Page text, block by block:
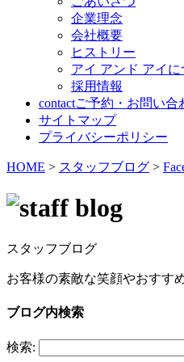
企業理念
会社概要
ヒストリー
アイ アンド アイに
採用情報
contactご予約・お問い合
サイトマップ
プライバシーポリシー
HOME > スタッフブログ >
スタッフブログ
お客様の素敵な笑顔やおすす
ブログ内検索
検索: